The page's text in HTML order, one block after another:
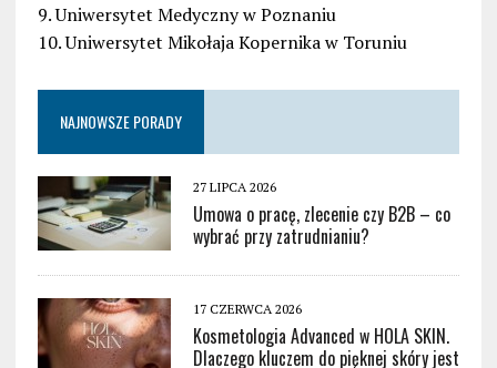
9. Uniwersytet Medyczny w Poznaniu
10. Uniwersytet Mikołaja Kopernika w Toruniu
NAJNOWSZE PORADY
27 LIPCA 2026
Umowa o pracę, zlecenie czy B2B – co
wybrać przy zatrudnianiu?
17 CZERWCA 2026
Kosmetologia Advanced w HOLA SKIN.
Dlaczego kluczem do pięknej skóry jest